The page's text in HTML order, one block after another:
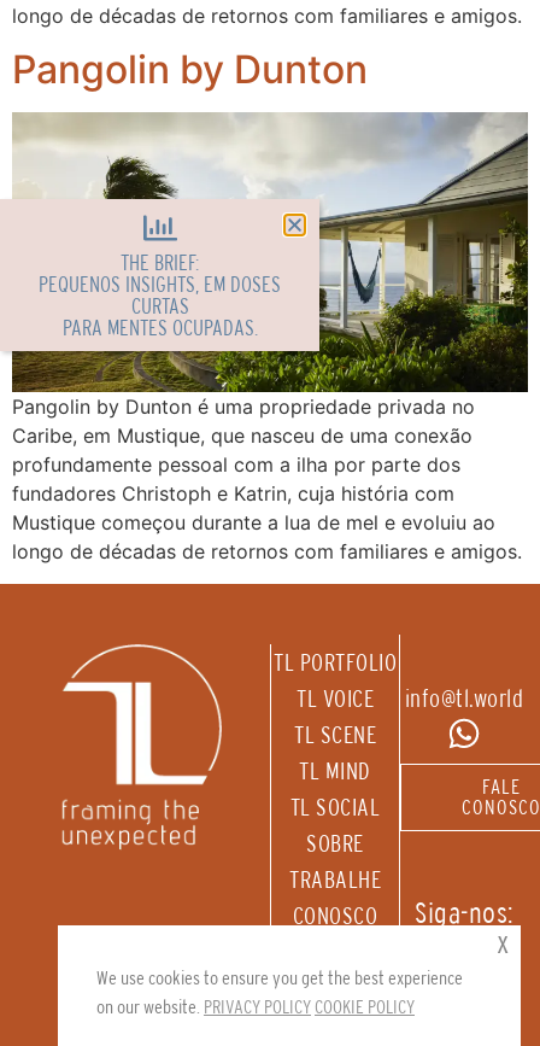
longo de décadas de retornos com familiares e amigos.
Pangolin by Dunton
Pangolin by Dunton é uma propriedade privada no
Caribe, em Mustique, que nasceu de uma conexão
profundamente pessoal com a ilha por parte dos
fundadores Christoph e Katrin, cuja história com
Mustique começou durante a lua de mel e evoluiu ao
longo de décadas de retornos com familiares e amigos.
TL PORTFOLIO
TL VOICE
TL SCENE
TL MIND
TL SOCIAL
SOBRE
TRABALHE
CONOSCO
NOSSA
NEWSLETTER
info@tl.world
FALE
CONOSCO
Siga-nos:
We use cookies to ensure you get the best experience
on our website. PRIVACY POLICY COOKIE POLICY
x
THE BRIEF:
PEQUENOS INSIGHTS, EM DOSES
CURTAS
PARA MENTES OCUPADAS.